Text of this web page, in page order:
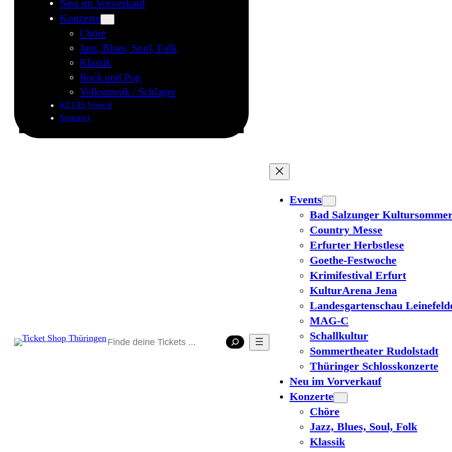
Neu im Vorverkauf
Konzerte
Chöre
Jazz, Blues, Soul, Folk
Klassik
Rock und Pop
Volksmusik / Schlager
KLUB-Vorteil
Sommer
Suchen
Events
Bad Salzunger
Country Messe
Erfurter Herbstlese
Goethe-Festwoche
Krimifestival Erfurt
KulturArena Jena
Landesgartenschau
MAG-C
Schallkultur
Sommertheater Rudolstadt
Thüringer Schlosskonzerte
Neu im Vorverkauf
Konzerte
Chöre
Jazz, Blues, Soul, Folk
Klassik